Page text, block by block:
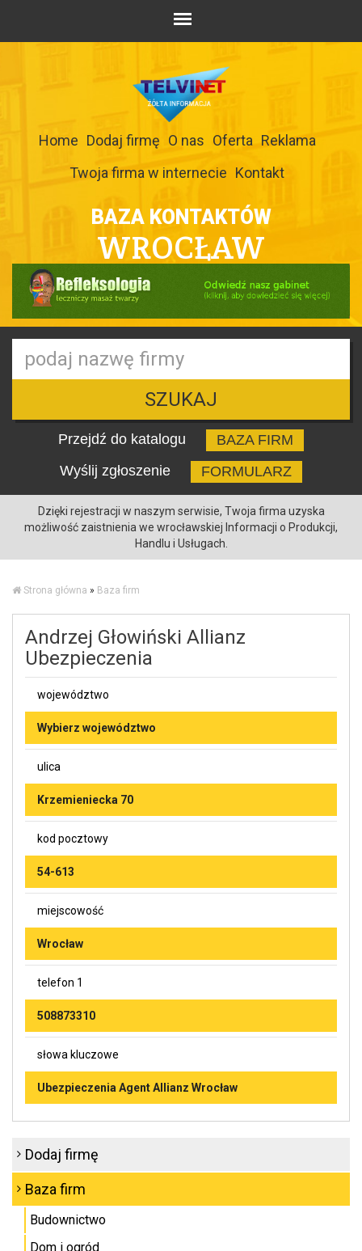
Home Dodaj firmę O nas Oferta Reklama
Twoja firma w internecie Kontakt
BAZA KONTAKTÓW
WROCŁAW
SZUKAJ
Przejdź do katalogu
BAZA FIRM
Wyślij zgłoszenie
FORMULARZ
Dzięki rejestracji w naszym serwisie, Twoja firma uzyska
możliwość zaistnienia we wrocławskiej Informacji o Produkcji,
Handlu i Usługach.
Strona główna » Baza firm
Andrzej Głowiński Allianz
Ubezpieczenia
województwo
Wybierz województwo
ulica
Krzemieniecka 70
kod pocztowy
54-613
miejscowość
Wrocław
telefon 1
508873310
słowa kluczowe
Ubezpieczenia Agent Allianz Wrocław
Dodaj firmę
Baza firm
Budownictwo
Dom i ogród